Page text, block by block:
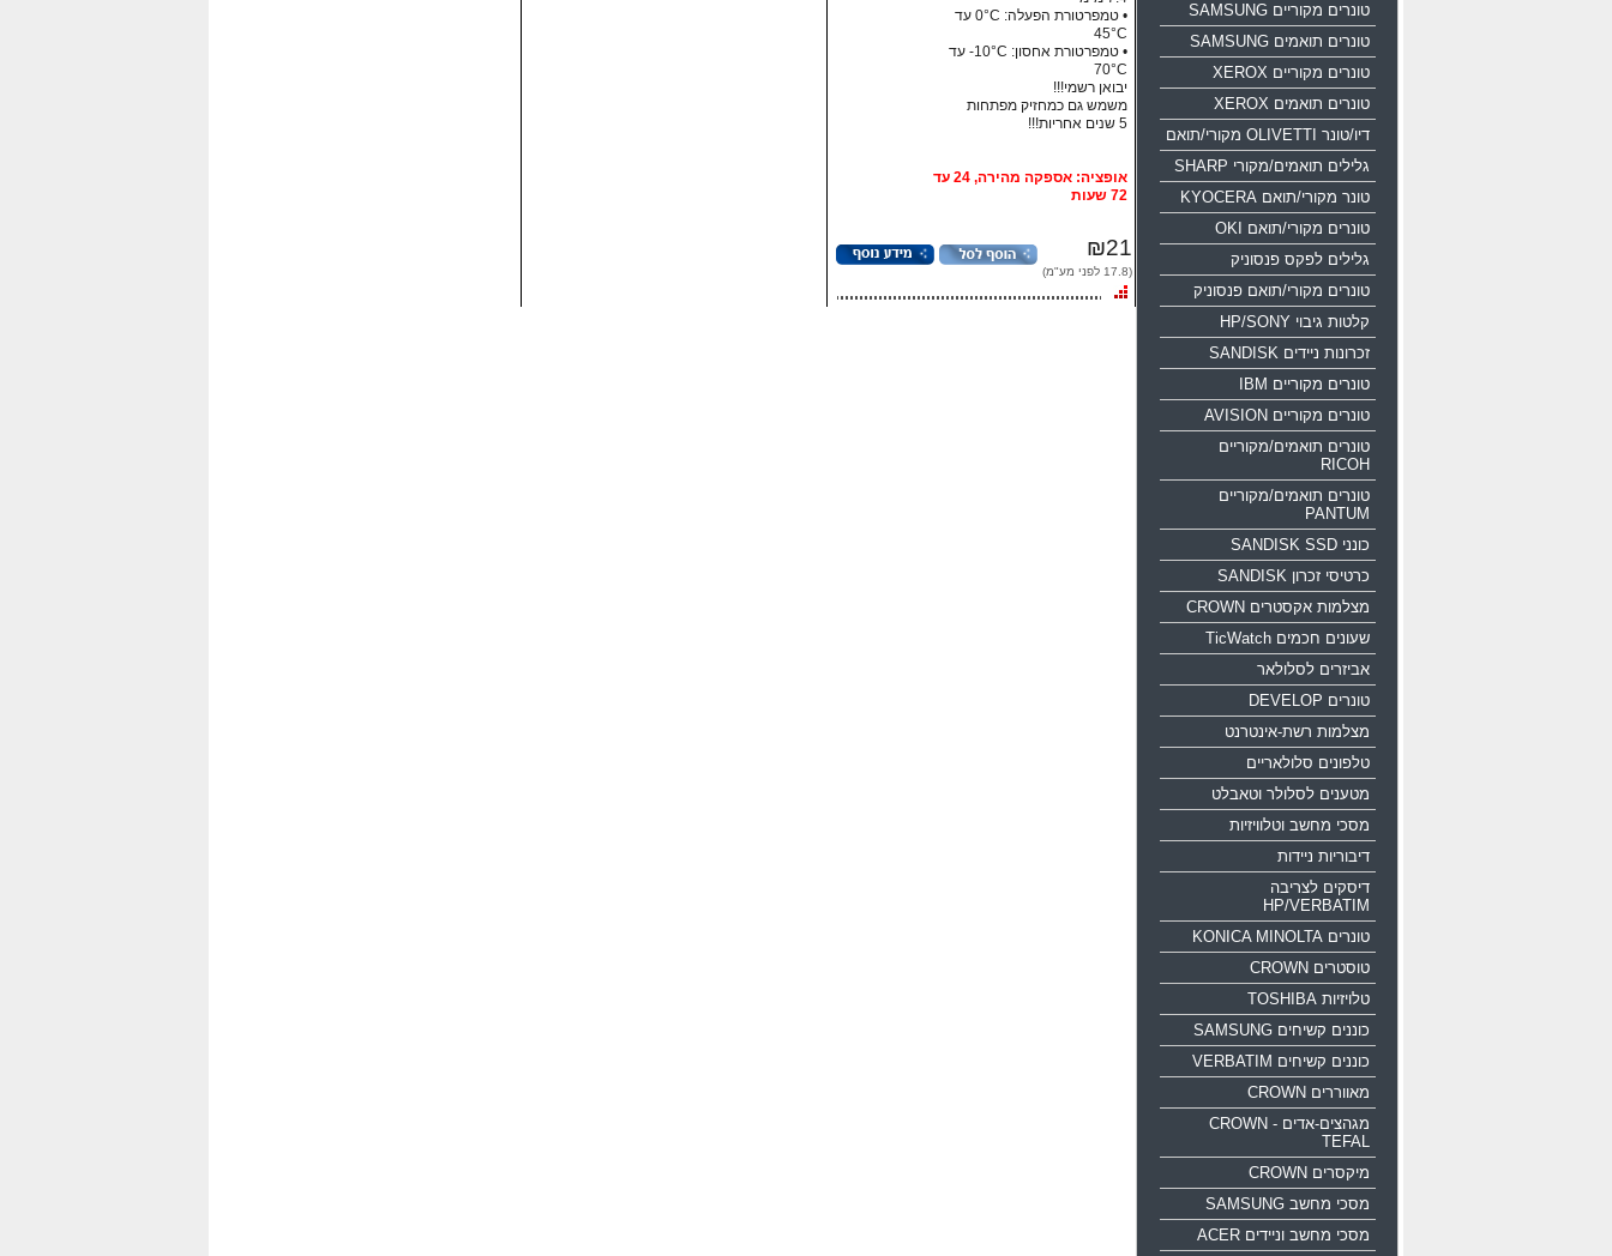
• טמפרטורת הפעלה: ‏0°C עד
45°C
• טמפרטורת אחסון:‏ 10°C- עד
70°C
יבואן רשמי!!!
משמש גם כמחזיק מפתחות
5 שנים אחריות!!!
אופציה: אספקה מהירה, 24 עד
72 שעות
₪21
(17.8 לפני מע"מ)
טונרים מקוריים SAMSUNG
טונרים תואמים SAMSUNG
טונרים מקוריים XEROX
טונרים תואמים XEROX
דיו/טונר OLIVETTI מקורי/תואם
גלילים תואמים/מקורי SHARP
טונר מקורי/תואם KYOCERA
טונרים מקורי/תואם OKI
גלילים לפקס פנסוניק
טונרים מקורי/תואם פנסוניק
קלטות גיבוי HP/SONY
זכרונות ניידים SANDISK
טונרים מקוריים IBM
טונרים מקוריים AVISION
טונרים תואמים/מקוריים
RICOH
טונרים תואמים/מקוריים
PANTUM
כונני SANDISK SSD
כרטיסי זכרון SANDISK
מצלמות אקסטרים CROWN
שעונים חכמים TicWatch
אביזרים לסלולאר
טונרים DEVELOP
מצלמות רשת-אינטרנט
טלפונים סלולאריים
מטענים לסלולר וטאבלט
מסכי מחשב וטלוויזיות
דיבוריות ניידות
דיסקים לצריבה
HP/VERBATIM
טונרים KONICA MINOLTA
טוסטרים CROWN
טלויזיות TOSHIBA
כוננים קשיחים SAMSUNG
כוננים קשיחים VERBATIM
מאווררים CROWN
מגהצים-אדים CROWN -
TEFAL
מיקסרים CROWN
מסכי מחשב SAMSUNG
מסכי מחשב וניידים ACER